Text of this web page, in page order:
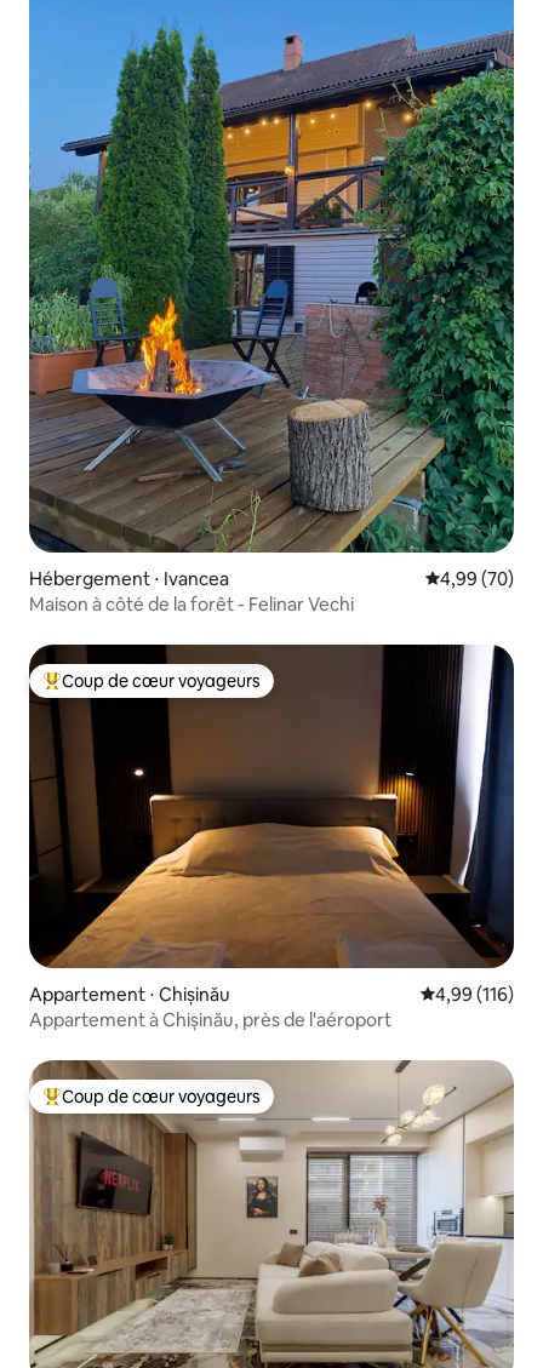
Hébergement ⋅ Ivancea Évaluation
4,99 (70)
Maison à côté de la forêt - Felinar Vechi
Coups de cœur voyageurs les plus appréciés
Coup de cœur voyageurs
Appartement ⋅ Chișinău Évaluation
4,99 (116)
Appartement à Chișinău, près de l'aéroport
Coups de cœur voyageurs les plus appréciés
Coup de cœur voyageurs